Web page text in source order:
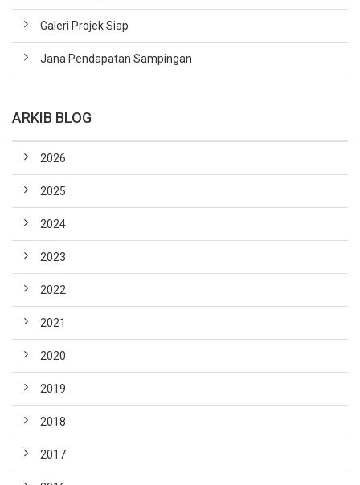
Galeri Projek Siap
Jana Pendapatan Sampingan
ARKIB BLOG
2026
2025
2024
2023
2022
2021
2020
2019
2018
2017